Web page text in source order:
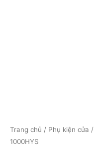
Trang chủ / Phụ kiện cửa /
1000HYS